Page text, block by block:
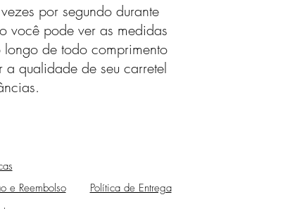
por segundo durante
você pode ver as medidas
de todo comprimento
qualidade de seu carretel
e Reembolso Política de Entrega